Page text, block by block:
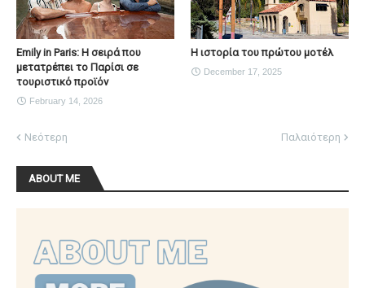
Emily in Paris: Η σειρά που
μετατρέπει το Παρίσι σε
τουριστικό προϊόν
February 14, 2026
Η ιστορία του πρώτου μοτέλ
December 17, 2025
Νεότερη Παλαιότερη
ABOUT ME